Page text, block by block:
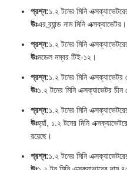
প্রশ্ন:১.২ টনের মিনি
উঃএর ব্র্যান্ড নাম মিনি এক্সক্যাভেটর।
প্রশ্ন:১.২ টনের মিনি
উঃমডেল নম্বর টিই-১২।
প্রশ্ন:১.২ টনের মিনি
উঃ১.২ টনের মিনি এক্সক্যাভেটর
প্রশ্ন:১.২ টনের মিনি
উঃহ্যাঁ, ১.২ টনের মিনি
রয়েছে।
প্রশ্ন:১.২ টনের মিনি